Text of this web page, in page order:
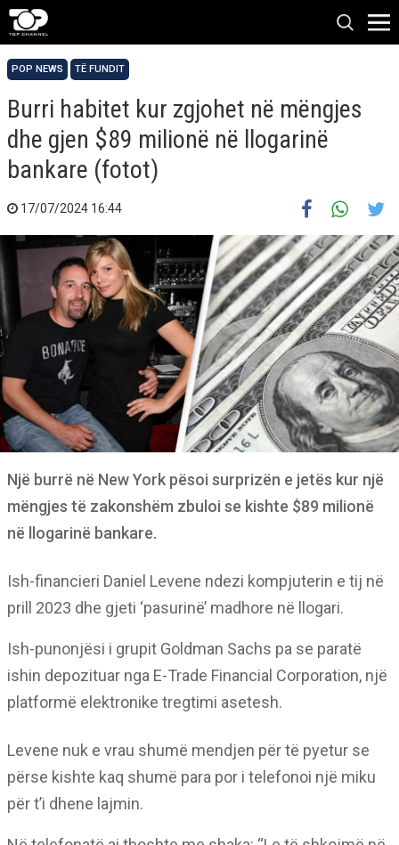
POP NEWS TË FUNDIT
Burri habitet kur zgjohet në mëngjes
dhe gjen $89 milionë në llogarinë
bankare (fotot)
17/07/2024 16:44
Një burrë në New York pësoi surprizën e jetës kur një
mëngjes të zakonshëm zbuloi se kishte $89 milionë
në llogarinë bankare.
Ish-financieri Daniel Levene ndezi kompjuterin e tij në
prill 2023 dhe gjeti ‘pasurinë’ madhore në llogari.
Ish-punonjësi i grupit Goldman Sachs pa se paratë
ishin depozituar nga E-Trade Financial Corporation, një
platformë elektronike tregtimi asetesh.
Levene nuk e vrau shumë mendjen për të pyetur se
përse kishte kaq shumë para por i telefonoi një miku
për t’i dhene lajmin.